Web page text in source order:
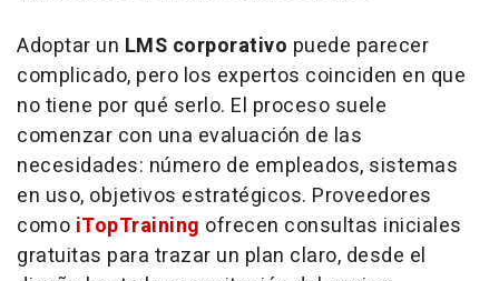
Adoptar un LMS corporativo puede parecer
complicado, pero los expertos coinciden en que
no tiene por qué serlo. El proceso suele
comenzar con una evaluación de las
necesidades: número de empleados, sistemas
en uso, objetivos estratégicos. Proveedores
como iTopTraining ofrecen consultas iniciales
gratuitas para trazar un plan claro, desde el